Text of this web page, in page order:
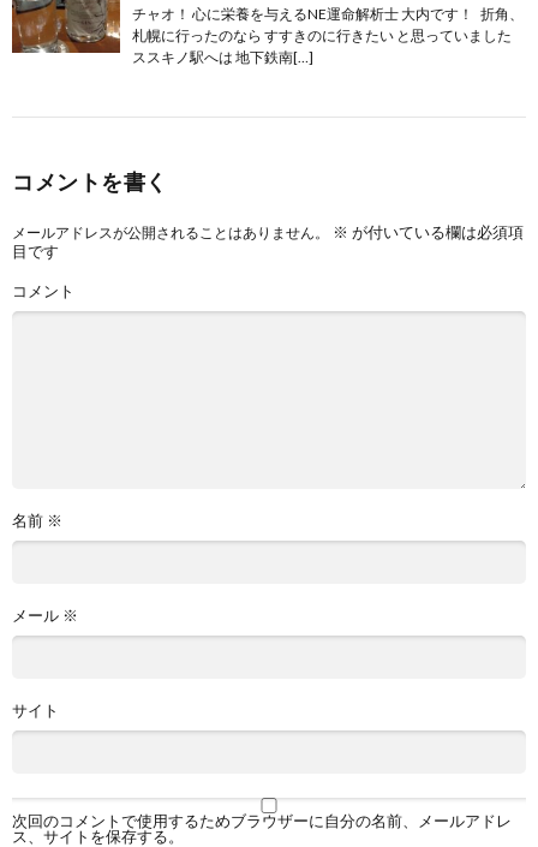
チャオ！ 心に栄養を与えるNE運命解析士 大内です！ 折角、
札幌に行ったのなら すすきのに行きたい と思っていました
ススキノ駅へは 地下鉄南[…]
コメントを書く
メールアドレスが公開されることはありません。 ※ が付いている欄は必須項
目です
コメント
名前 ※
メール ※
サイト
次回のコメントで使用するためブラウザーに自分の名前、メールアドレ
ス、サイトを保存する。